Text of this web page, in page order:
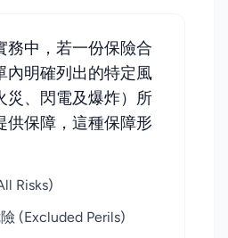
務中，若一份保險合
內明確列出的特定風
災、閃電及爆炸）所
供保障，這種保障形
Risks)
(Excluded Perils)